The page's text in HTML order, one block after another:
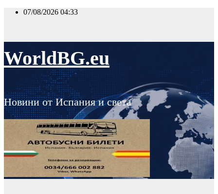
Skip
07/08/2026 04:33
WorldBG.eu
Новини от Испания и света